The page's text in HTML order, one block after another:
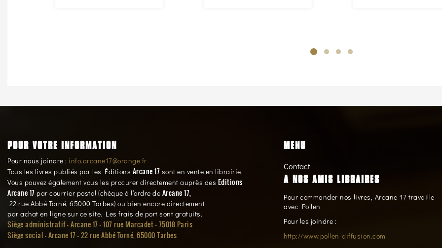
POUR VOTRE INFORMATION
Pour nous joindre : info.arcane17@orange.fr
Tous les livres publiés par les Éditions Arcane 17 sont en vente en librairie.
Vous pouvez également vous les procurer directement auprès des Editions
Arcane 17 par courrier postal (chèque à l’ordre de Arcane 17,
22 rue Abbé Torné, 65000 Tarbes) ou bien encore directement
par achat en ligne sur ce site. Les frais de port sont gratuits.
Siège administratif - Arcane 17 - 107 rue Marcadet - 75018 Paris
Siège social -Arcane 17 - 22 rue Abbé Torné, 65000 Tarbes
MENU
Contact
A NOS AMIS LIBRAIRES
Pour commander nos livres, Arcane 17 travaille
avec Pollen
Pour les joindre :
http://www.pollen-diffusion.com